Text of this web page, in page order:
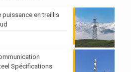
puissance en treillis
Spécifications